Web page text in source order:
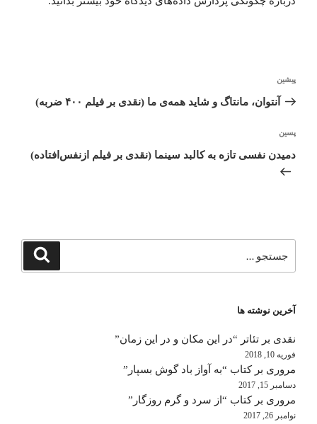
نوشته
نوشته
قبلی
پیشین
آﻧﺘﻮان، ﻣﺎﻧﺘﺎگ و ﺷﺎﯾﺪ ﻫﻤﻪی ما (نقدی بر فیلم ۴۰۰ ضربه)
نوشته‌ٔ
بعدی
پسین
دمیدن نفسی تازه به کالبد سینما (نقدی بر فیلم از‌نفس‌افتاده)
برای
جستجو
آخرین نوشته ها
نقدی بر تئاتر “در این مکان و در این زمان”
فوریه 10, 2018
مروری بر کتاب “به آواز باد گوش بسپار”
دسامبر 15, 2017
مروری بر کتاب “از سرد و گرم روزگار”
نوامبر 26, 2017